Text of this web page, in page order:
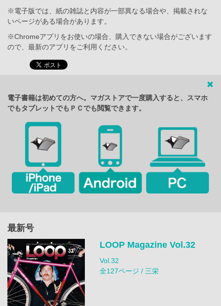
※電子版では、紙の雑誌と内容が一部異なる場合や、掲載されな
いページがある場合があります。
※Chromeアプリをお使いの場合、購入できない場合がございます
ので、最新のアプリをご利用ください。
電子書籍は初めての方へ。マガストアで一度購入すると、スマホ
でもタブレットでもＰＣでも閲覧できます。
最新号
LOOP Magazine Vol.32
Vol.32
全127ページ / 三栄